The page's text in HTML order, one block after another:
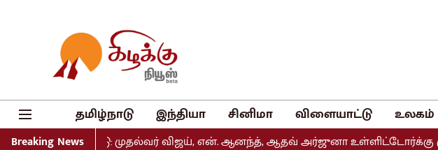
தமிழ்நாடு இந்தியா சினிமா விளையாட்டு உலகம்
Breaking News
வெளியீடு: முதல்வர் விஜய், என். ஆனந்த், ஆதவ் அர்ஜுனா உள்ளிட்டோர்க்கு முக்கிய